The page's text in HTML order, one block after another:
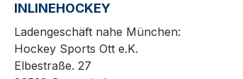
INLINEHOCKEY
Ladengeschäft nahe München:
Hockey Sports Ott e.K.
Elbestraße. 27